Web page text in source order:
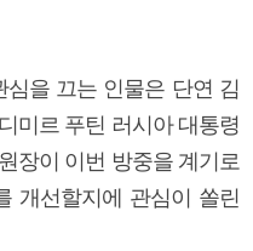
을 끄는 인물은 단연 김
미르 푸틴 러시아 대통령
장이 이번 방중을 계기로
개선할지에 관심이 쏠린